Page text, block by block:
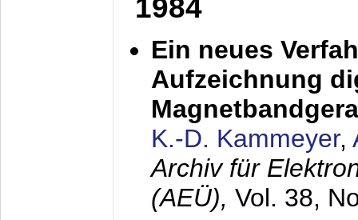
1984
Ein neues
Aufzeichnung
K.-D. Kammeyer,
Archiv für
(AEÜ), Vol. 38,